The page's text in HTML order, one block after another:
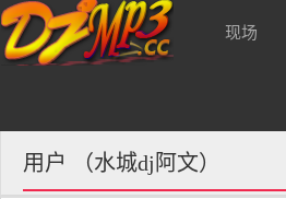
现场
用户 （水城dj阿文）